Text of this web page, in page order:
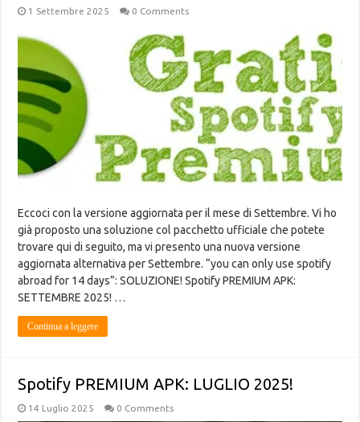
1 Settembre 2025 0 Comments
Eccoci con la versione aggiornata per il mese di Settembre. Vi ho
già proposto una soluzione col pacchetto ufficiale che potete
trovare qui di seguito, ma vi presento una nuova versione
aggiornata alternativa per Settembre. “you can only use spotify
abroad for 14 days”: SOLUZIONE! Spotify PREMIUM APK:
SETTEMBRE 2025! …
Continua a leggere
Spotify PREMIUM APK: LUGLIO 2025!
14 Luglio 2025 0 Comments